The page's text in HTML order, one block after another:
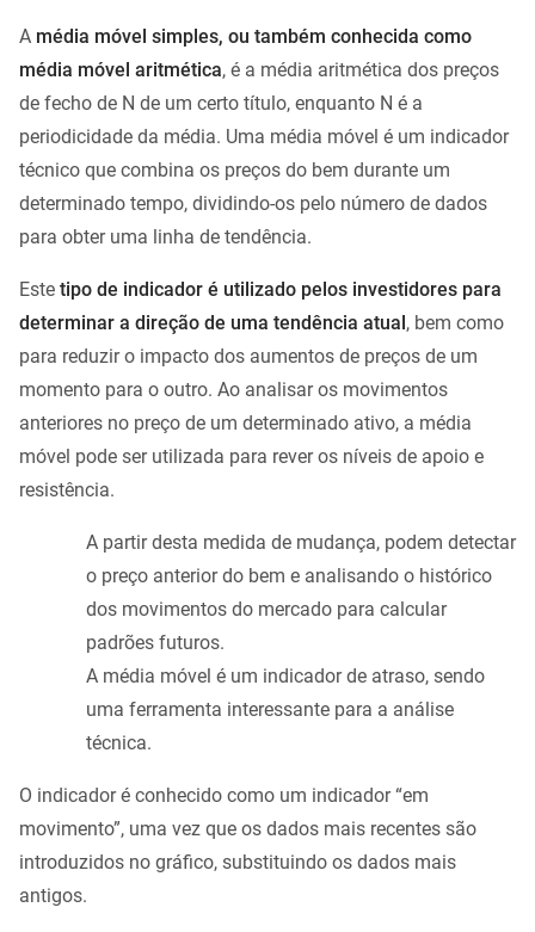
A média móvel simples, ou também conhecida como
média móvel aritmética, é a média aritmética dos preços
de fecho de N de um certo título, enquanto N é a
periodicidade da média. Uma média móvel é um indicador
técnico que combina os preços do bem durante um
determinado tempo, dividindo-os pelo número de dados
para obter uma linha de tendência.
Este tipo de indicador é utilizado pelos investidores para
determinar a direção de uma tendência atual , bem como
para reduzir o impacto dos aumentos de preços de um
momento para o outro. Ao analisar os movimentos
anteriores no preço de um determinado ativo, a média
móvel pode ser utilizada para rever os níveis de apoio e
resistência.
A partir desta medida de mudança, podem detectar
o preço anterior do bem e analisando o histórico
dos movimentos do mercado para calcular
padrões futuros.
A média móvel é um indicador de atraso, sendo
uma ferramenta interessante para a análise
técnica.
O indicador é conhecido como um indicador “em
movimento”, uma vez que os dados mais recentes são
introduzidos no gráfico, substituindo os dados mais
antigos.